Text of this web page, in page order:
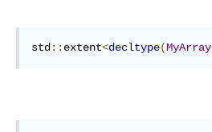
std :: extent<decltype(MyArray